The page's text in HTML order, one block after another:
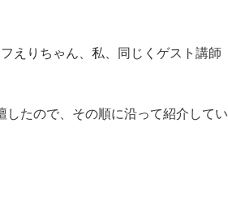
えりちゃん、私、同じくゲスト講師
たので、その順に沿って紹介してい